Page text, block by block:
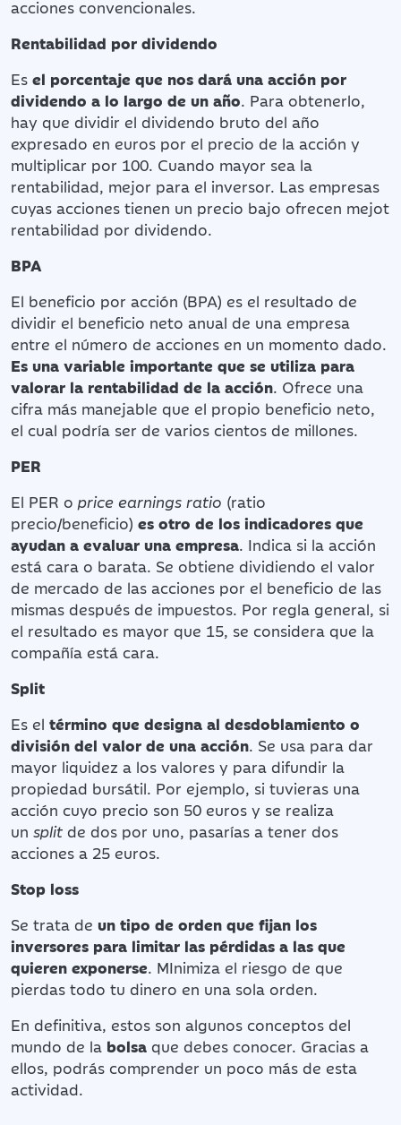
acciones convencionales.
Rentabilidad por dividendo
Es el porcentaje que nos dará una acción por
dividendo a lo largo de un año. Para obtenerlo,
hay que dividir el dividendo bruto del año
expresado en euros por el precio de la acción y
multiplicar por 100. Cuando mayor sea la
rentabilidad, mejor para el inversor. Las empresas
cuyas acciones tienen un precio bajo ofrecen mejot
rentabilidad por dividendo.
BPA
El beneficio por acción (BPA) es el resultado de
dividir el beneficio neto anual de una empresa
entre el número de acciones en un momento dado.
Es una variable importante que se utiliza para
valorar la rentabilidad de la acción. Ofrece una
cifra más manejable que el propio beneficio neto,
el cual podría ser de varios cientos de millones.
PER
El PER o price earnings ratio (ratio
precio/beneficio) es otro de los indicadores que
ayudan a evaluar una empresa. Indica si la acción
está cara o barata. Se obtiene dividiendo el valor
de mercado de las acciones por el beneficio de las
mismas después de impuestos. Por regla general, si
el resultado es mayor que 15, se considera que la
compañía está cara.
Split
Es el término que designa al desdoblamiento o
división del valor de una acción. Se usa para dar
mayor liquidez a los valores y para difundir la
propiedad bursátil. Por ejemplo, si tuvieras una
acción cuyo precio son 50 euros y se realiza
un split de dos por uno, pasarías a tener dos
acciones a 25 euros.
Stop loss
Se trata de un tipo de orden que fijan los
inversores para limitar las pérdidas a las que
quieren exponerse. MInimiza el riesgo de que
pierdas todo tu dinero en una sola orden.
En definitiva, estos son algunos conceptos del
mundo de la bolsa que debes conocer. Gracias a
ellos, podrás comprender un poco más de esta
actividad.